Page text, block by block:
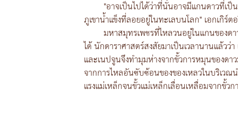
"อาจเป็นไปได้ว่าที่นั่นอาจมีแกนดาวที่เ
ภูเขาน้ำแข็งที่ลอยอยู่ในทะเลบนโลก" เอกเกิร์ต
มหาสมุทรเพชรที่ไหลวนอยู่ในแกนของด
ได้ นักดาราศาสตร์สงสัยมาเป็นเวลานานแล้วว่
และเนปจูนจึงทำมุมห่างจากขั้วการหมุนของดา
จากการไหลอันซับซ้อนของของเหลวในบริเวณ
แรงแม่เหล็กจนขั้วแม่เหล็กเลื่อนเหลื่อมจากขั้ว